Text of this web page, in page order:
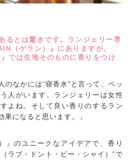
るとは驚きです。ランジェリー専
（ゲラン）』にありますが、
では生地そのものに香りをつけ
のなかには“寝香水”と言って、ベッ
人がいます。ランジェリーは女性
よね。そして良い香りのするラン
果になると思います。」
』のユニークなアイデアで、香り
ラブ・ドント・ビー・シャイ）”で